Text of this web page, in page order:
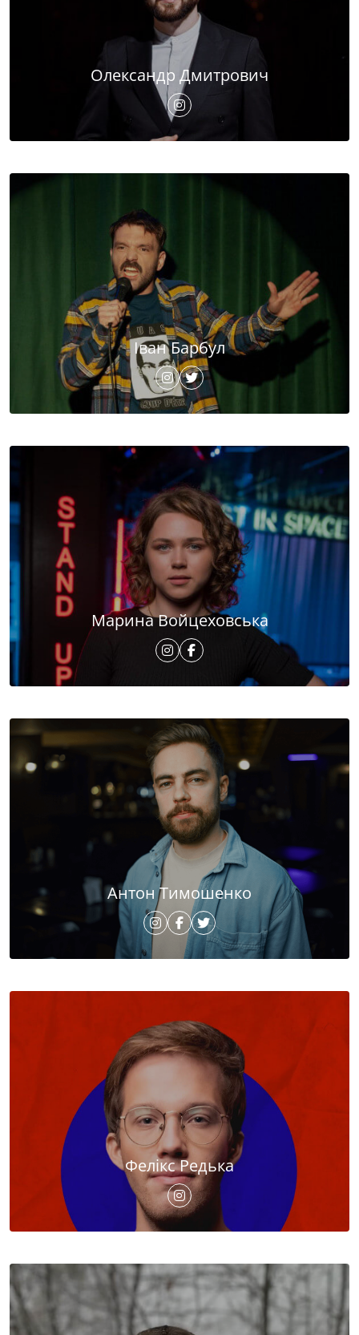
Олександр Дмитрович
Іван Барбул
Марина Войцеховська
Антон Тимошенко
Фелікс Редька